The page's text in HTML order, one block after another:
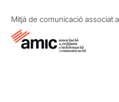
Mitjà de comunicació associat a